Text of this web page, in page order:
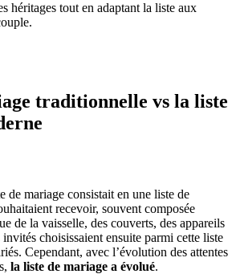
héritages tout en adaptant la liste aux
traditionnelle vs la liste
de mariage consistait en une liste de
recevoir, souvent composée
de la vaisselle, des couverts, des appareils
choisissaient ensuite parmi cette liste
Cependant, avec l’évolution des attentes
la liste de mariage a évolué.